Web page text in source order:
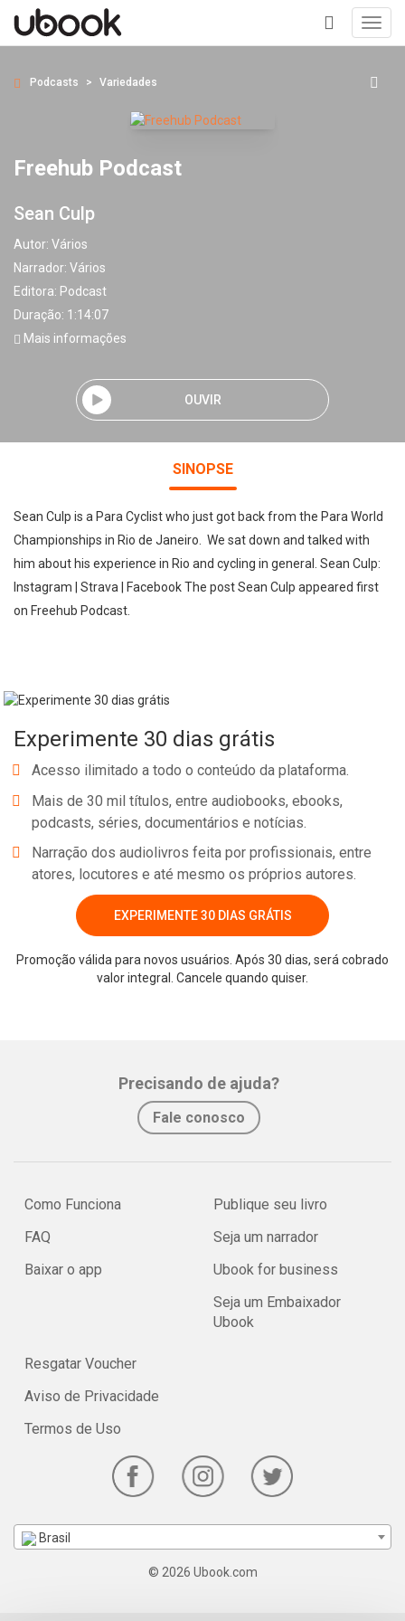
+
Podcasts Variedades
Freehub Podcast
Sean Culp
Autor: Vários
Narrador: Vários
Editora: Podcast
Duração: 1:14:07
Mais informações
OUVIR
SINOPSE
Sean Culp is a Para Cyclist who just got back from the Para World
Championships in Rio de Janeiro. We sat down and talked with
him about his experience in Rio and cycling in general. Sean Culp:
Instagram | Strava | Facebook The post Sean Culp appeared first
on Freehub Podcast.
Experimente 30 dias grátis
Acesso ilimitado a todo o conteúdo da plataforma.
Mais de 30 mil títulos, entre audiobooks, ebooks,
podcasts, séries, documentários e notícias.
Narração dos audiolivros feita por profissionais, entre
atores, locutores e até mesmo os próprios autores.
EXPERIMENTE 30 DIAS GRÁTIS
Promoção válida para novos usuários. Após 30 dias, será cobrado
valor integral. Cancele quando quiser.
Precisando de ajuda?
Fale conosco
Como Funciona
FAQ
Baixar o app
Publique seu livro
Seja um narrador
Ubook for business
Seja um Embaixador
Ubook
Resgatar Voucher
Aviso de Privacidade
Termos de Uso
Brasil
© 2026 Ubook.com